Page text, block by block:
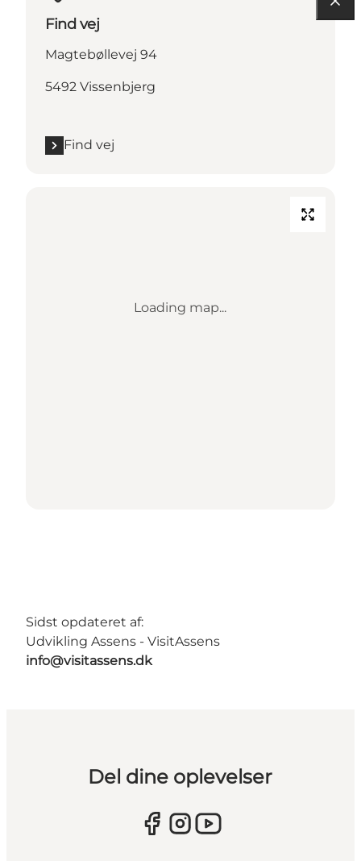
Find vej
Magtebøllevej 94
5492 Vissenbjerg
Find vej
Loading map...
Sidst opdateret af:
Udvikling Assens - VisitAssens
info@visitassens.dk
Del dine oplevelser